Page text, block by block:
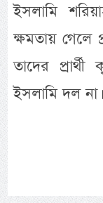
ইসলামি
ক্ষমতায় গেলে
তাদের
ইসলামি দল না।